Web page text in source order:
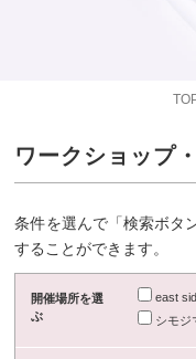
ワークショップ
条件を選んで「検索ボタ
することができます。
開催場所を選
ぶ
east
シモジ